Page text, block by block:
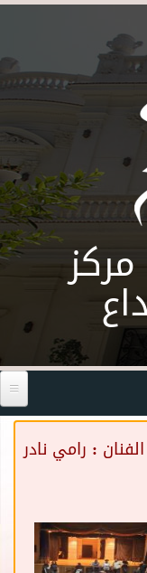
Skip to main content
: رامي نادر